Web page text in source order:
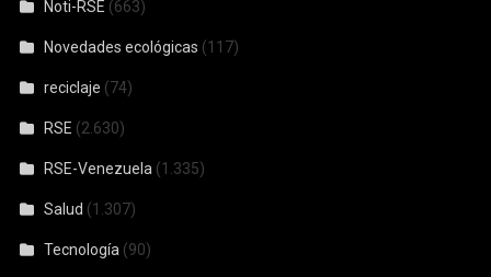
Noti-RSE (663)
Novedades ecológicas (117)
reciclaje (74)
RSE (2.630)
RSE-Venezuela (1.335)
Salud (1.307)
Tecnología (90)